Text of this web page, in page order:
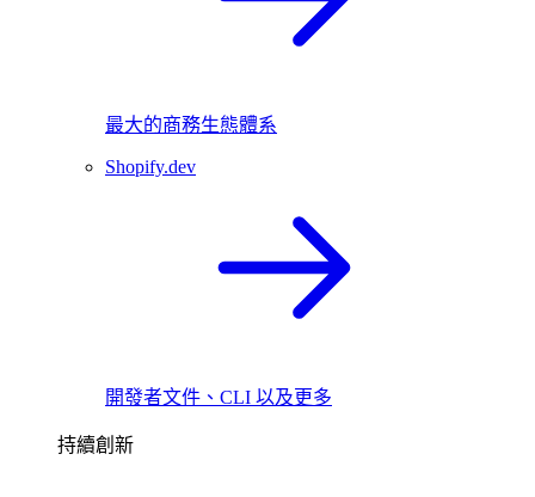
最大的商務生態體系
Shopify.dev
開發者文件、CLI 以及更多
持續創新